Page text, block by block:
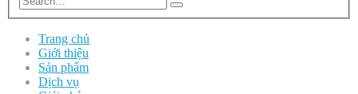
Trang chủ
Giới thiệu
Sản phẩm
Dịch vụ